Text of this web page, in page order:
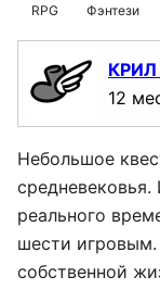
RPG Фэнтези
КРИЛ
12
Небольшое
реального
шести
собственной